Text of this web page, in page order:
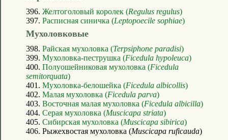
396. Желтоголовый королек (Regulus regulus)
397. Расписная синичка (Leptopoecile sophiae)
Мухоловковые
398. Райская мухоловка (Terpsiphone paradisi)
399. Мухоловка-пеструшка (Ficedula hypoleuca)
400. Полуошейниковая мухоловка (Ficedula
semitorquata)
401. Мухоловка-белошейка (Ficedula albicollis)
402. Малая мухоловка (Ficedula parva)
403. Восточная малая мухоловка (Ficedula albicilla)
404. Серая мухоловка (Muscicapa striata)
405. Сибирская мухоловка (Muscicapa sibirica)
406. Рыжехвостая мухоловка (Muscicapa ruficauda)